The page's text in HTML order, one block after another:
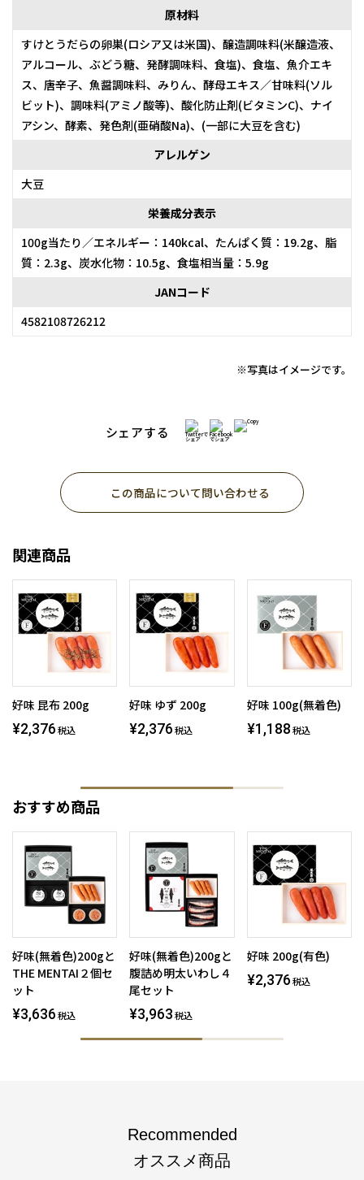
原材料
すけとうだらの卵巣(ロシア又は米国)、醸造調味料(米醸造液、
アルコール、ぶどう糖、発酵調味料、食塩)、食塩、魚介エキ
ス、唐辛子、魚醤調味料、みりん、酵母エキス／甘味料(ソル
ビット)、調味料(アミノ酸等)、酸化防止剤(ビタミンC)、ナイ
アシン、酵素、発色剤(亜硝酸Na)、(一部に大豆を含む)
アレルゲン
大豆
栄養成分表示
100g当たり／エネルギー：140kcal、たんぱく質：19.2g、脂
質：2.3g、炭水化物：10.5g、食塩相当量：5.9g
JANコード
4582108726212
※写真はイメージです。
シェアする
この商品について問い合わせる
関連商品
好味 昆布 200g
¥2,376 税込
好味 ゆず 200g
¥2,376 税込
好味 100g(無着色)
¥1,188 税込
おすすめ商品
好味(無着色)200gと
THE MENTAI２個セ
ット
¥3,636 税込
好味(無着色)200gと
腹詰め明太いわし４
尾セット
¥3,963 税込
好味 200g(有色)
¥2,376 税込
Recommended
オススメ商品